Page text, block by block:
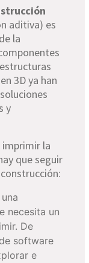
aditiva) es
la
3D ya han
y
imprimir la
que seguir
necesita un
De
software
e